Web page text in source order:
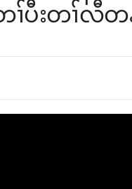
ၢ်ပီးတၢ်လီတ